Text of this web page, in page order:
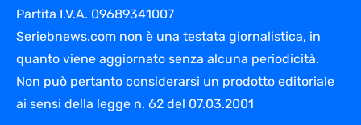
Partita I.V.A. 09689341007
Seriebnews.com non è una testata giornalistica, in
quanto viene aggiornato senza alcuna periodicità.
Non può pertanto considerarsi un prodotto editoriale
ai sensi della legge n. 62 del 07.03.2001